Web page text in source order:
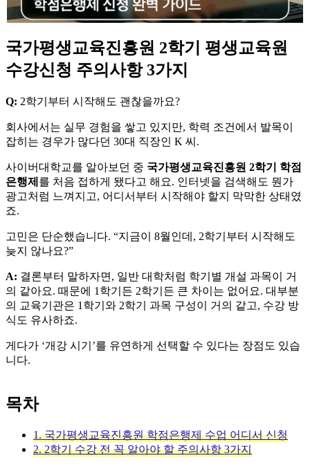
국가평생교육진흥원 2학기 평생교육원
수강신청 주의사항 3가지
Q: 2학기부터 시작해도 괜찮을까요?
회사에서는 실무 경험을 쌓고 있지만, 학력 조건에서 발목이
잡히는 경우가 많다던 30대 직장인 K 씨.
사이버대학교를 알아보던 중 국가평생교육진흥원 2학기 학점
은행제 를 처음 접하게 됐다고 해요. 인터넷을 검색해도 뭔가
광고처럼 느껴지고, 어디서부터 시작해야 할지 막막한 상태였
죠.
고민은 단순했습니다. “지금이 8월인데, 2학기부터 시작해도
늦지 않나요?”
A: 결론부터 말하자면, 일반 대학처럼 학기별 개설 과목이 거
의 같아요. 때문에 1학기든 2학기든 큰 차이는 없어요. 대부분
의 교육기관은 1학기와 2학기 과목 구성이 거의 같고, 수강 방
식도 유사하죠.
게다가 ‘개강 시기’를 유연하게 선택할 수 있다는 장점도 있습
니다.
목차
1. 국가평생교육진흥원 학점은행제 수업 어디서 신청
2. 2학기 수강 전 꼭 알아야 할 주의사항 3가지